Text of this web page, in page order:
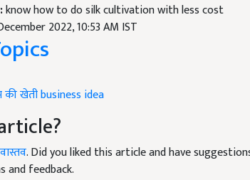
know how to do silk cultivation with less cost
2022, 10:53 AM IST
की खेतीbusiness idea
. Did you liked this article and have
and feedback.